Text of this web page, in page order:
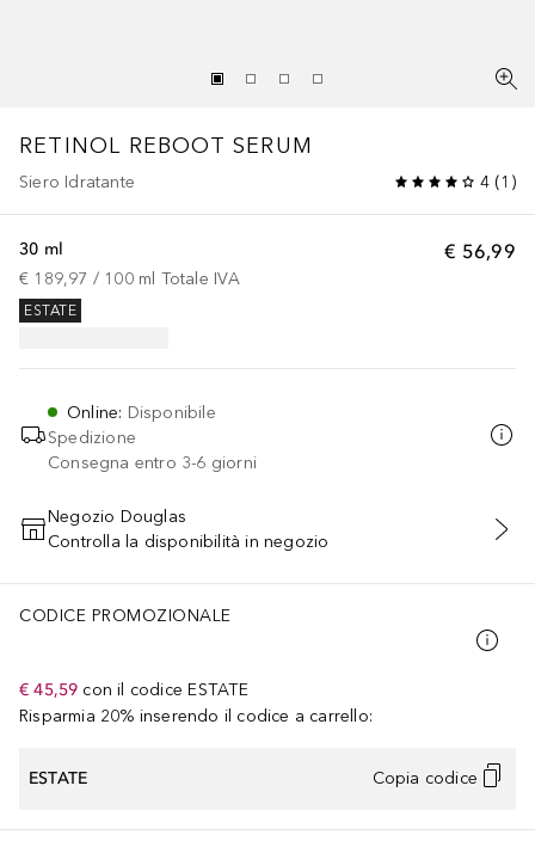
RETINOL REBOOT SERUM
Siero Idratante 4 (1 )
€ 56,99
30 ml
€ 189,97 / 100 ml Totale IVA
ESTATE
Online: Disponibile
Spedizione
Consegna entro 3-6 giorni
AGGIUNGI AL CARRELLO
Negozio Douglas
Controlla la disponibilità in negozio
CODICE PROMOZIONALE
€ 45,59 con il codice ESTATE
Risparmia 20% inserendo il codice a carrello:
ESTATE Copia codice